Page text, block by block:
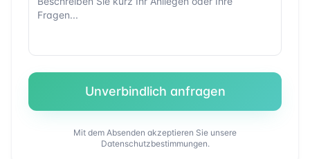
Unverbindlich anfragen
Mit dem Absenden akzeptieren Sie unsere
Datenschutzbestimmungen.